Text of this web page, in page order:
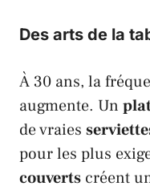
Des arts de la
À 30 ans, la
augmente. Un
de vraies
pour les plus
couverts créent